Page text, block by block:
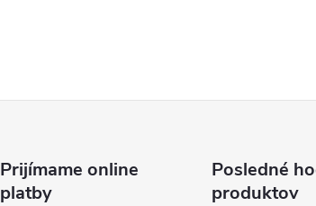
Prijímame online
platby
Posledné
produktov